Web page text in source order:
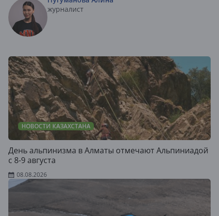
журналист
НОВОСТИ КАЗАХСТАНА
День альпинизма в Алматы отмечают Альпиниадой
с 8-9 августа
08.08.2026